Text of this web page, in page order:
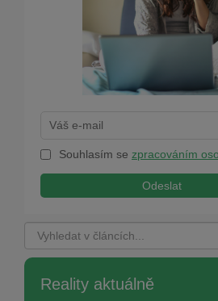
Souhlasím se zpracováním
Odeslat
Reality aktuálně